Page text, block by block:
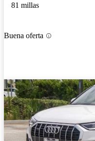
81 millas
Buena oferta